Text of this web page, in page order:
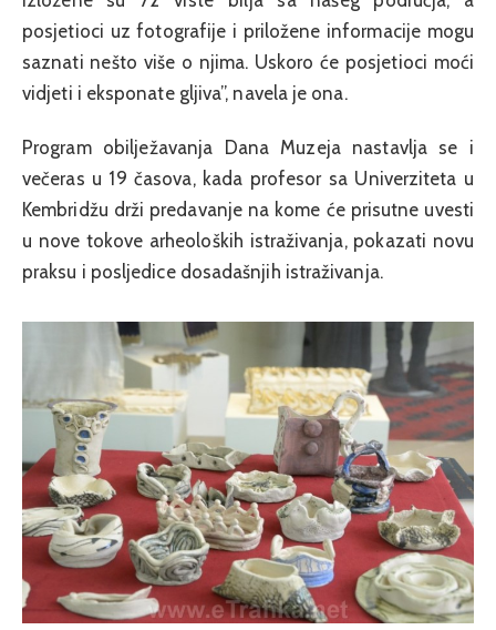
posjetioci uz fotografije i priložene informacije mogu
saznati nešto više o njima. Uskoro će posjetioci moći
vidjeti i eksponate gljiva”, navela je ona.
Program obilježavanja Dana Muzeja nastavlja se i
večeras u 19 časova, kada profesor sa Univerziteta u
Kembridžu drži predavanje na kome će prisutne uvesti
u nove tokove arheoloških istraživanja, pokazati novu
praksu i posljedice dosadašnjih istraživanja.